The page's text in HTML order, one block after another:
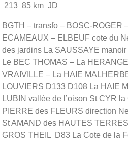
213 85 km JD
BGTH – transfo – BOSC-ROGER
ECAMEAUX – ELBEUF cote du
des jardins La SAUSSAYE
Le BEC THOMAS – La
VRAIVILLE – La HAIE
LOUVIERS D133 D108 La HAIE
LUBIN vallée de l’oison St CYR
PIERRE des FLEURS direction
St AMAND des HAUTES
GROS THEIL D83 La Cote de la